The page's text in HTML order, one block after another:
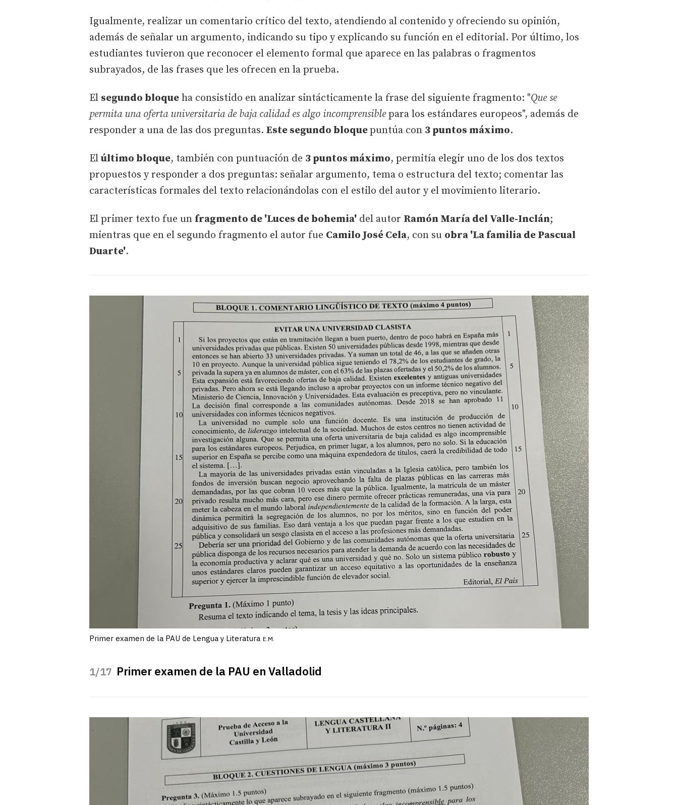
Igualmente, realizar un comentario crítico del texto, atendiendo al contenido y ofreciendo su opinión,
además de señalar un argumento, indicando su tipo y explicando su función en el editorial. Por último, los
estudiantes tuvieron que reconocer el elemento formal que aparece en las palabras o fragmentos
subrayados, de las frases que les ofrecen en la prueba.
El segundo bloque ha consistido en analizar sintácticamente la frase del siguiente fragmento: "Que se
permita una oferta universitaria de baja calidad es algo incomprensiblepara los estándares europeos", además de
responder a una de las dos preguntas. Este segundo bloquepuntúa con 3 puntos máximo.
El último bloque, también con puntuación de 3 puntos máximo, permitía elegir uno de los dos textos
propuestos y responder a dos preguntas: señalar argumento, tema o estructura del texto; comentar las
características formales del texto relacionándolas con el estilo del autor y el movimiento literario.
El primer texto fue un fragmento de 'Luces de bohemia' del autor Ramón María del Valle-Inclán;
mientras que en el segundo fragmento el autor fue Camilo José Cela, con su obra 'La familia de Pascual
Duarte'.
Primer examen de la PAU de Lengua y Literatura E.M.
/17 Primer examen de la PAU en Valladolid